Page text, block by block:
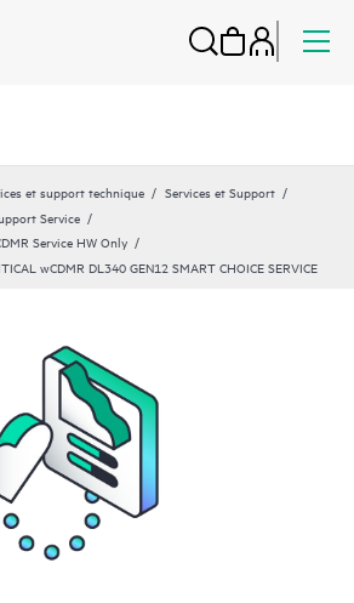
et support technique
Services et Support
Service
Service HW Only
wCDMR DL340 GEN12 SMART CHOICE SERVICE